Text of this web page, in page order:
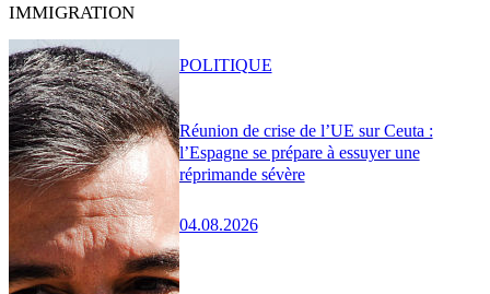
IMMIGRATION
Réunion de crise de l’UE sur Ceuta :
l’Espagne se prépare à essuyer une
réprimande sévère
04.08.2026
POLITIQUE